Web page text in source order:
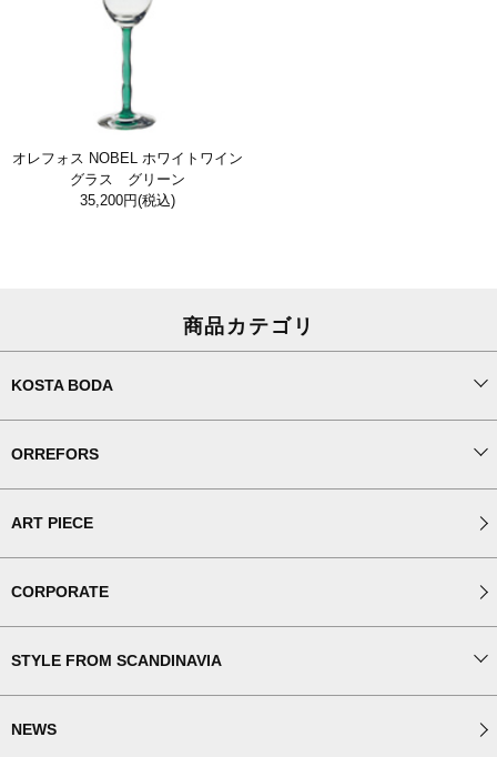
オレフォス NOBEL ホワイトワイン
グラス グリーン
35,200円(税込)
商品カテゴリ
KOSTA BODA
ORREFORS
ART PIECE
CORPORATE
STYLE FROM SCANDINAVIA
NEWS